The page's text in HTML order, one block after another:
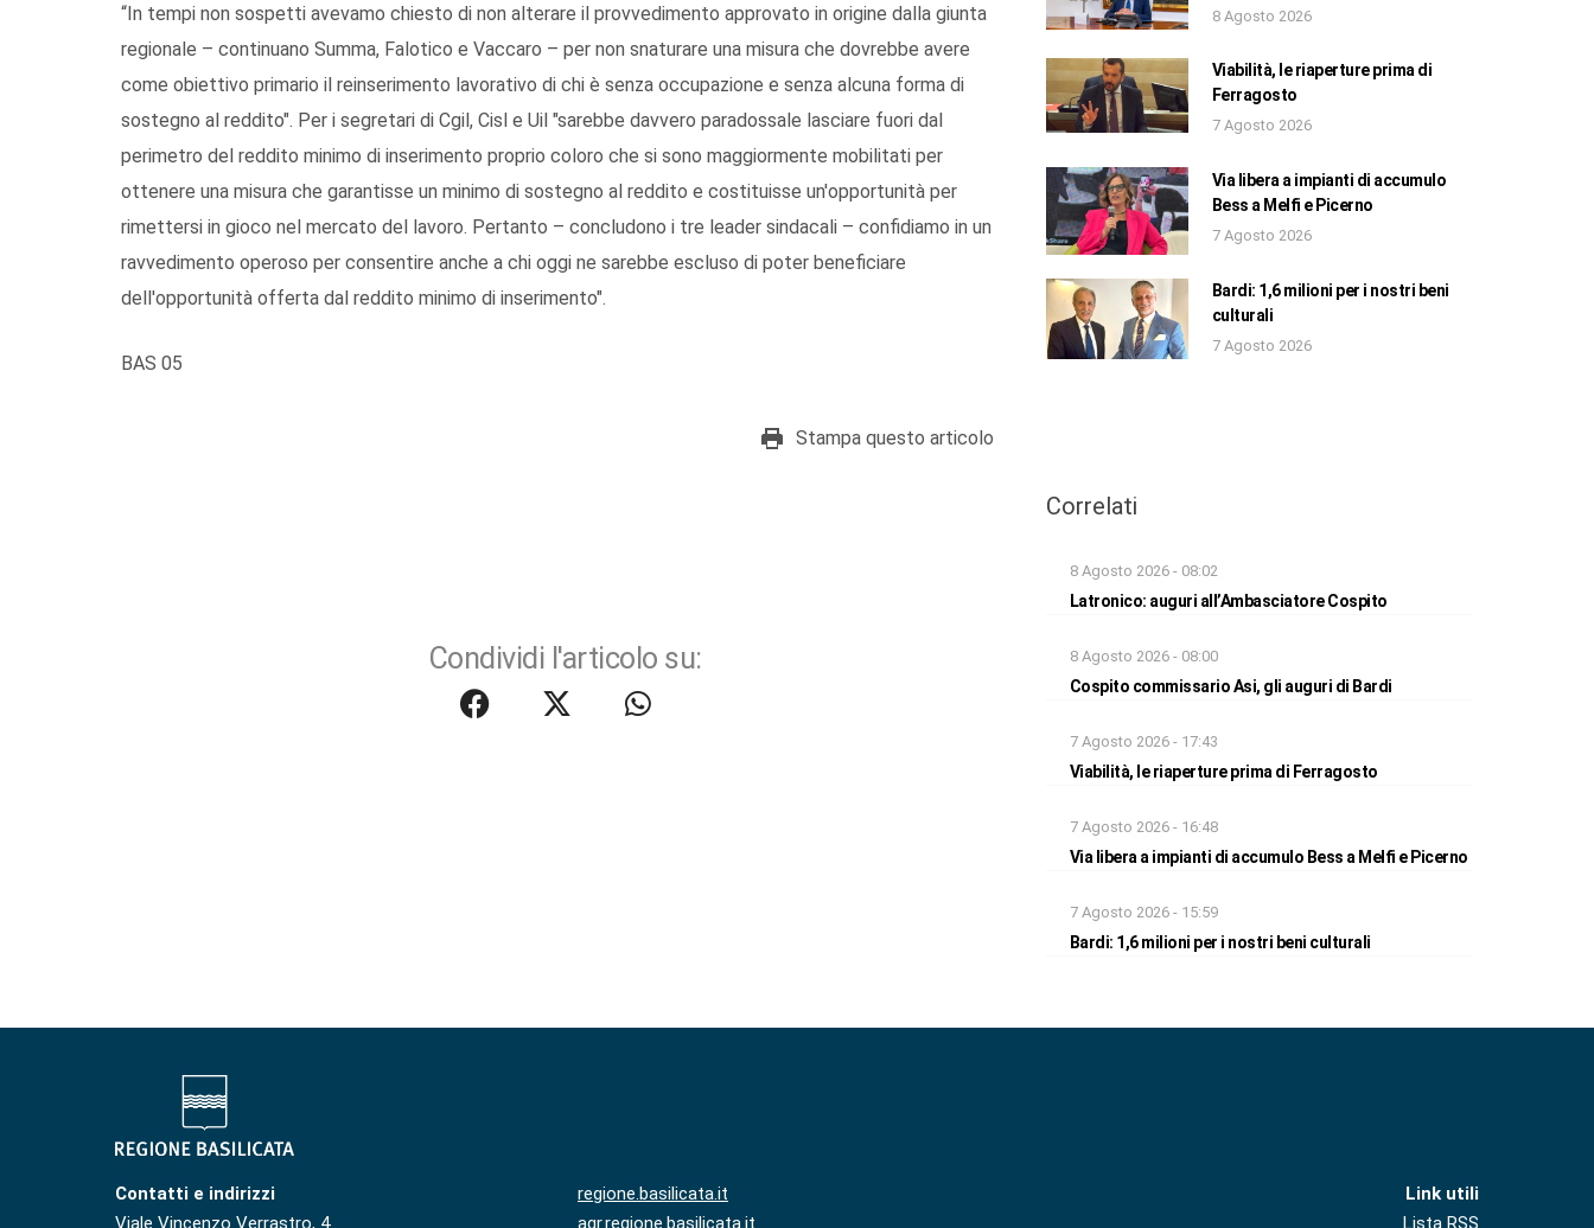
“In tempi non sospetti avevamo chiesto di non alterare il provvedimento approvato in origine dalla giunta
regionale – continuano Summa, Falotico e Vaccaro – per non snaturare una misura che dovrebbe avere
come obiettivo primario il reinserimento lavorativo di chi è senza occupazione e senza alcuna forma di
sostegno al reddito". Per i segretari di Cgil, Cisl e Uil "sarebbe davvero paradossale lasciare fuori dal
perimetro del reddito minimo di inserimento proprio coloro che si sono maggiormente mobilitati per
ottenere una misura che garantisse un minimo di sostegno al reddito e costituisse un'opportunità per
rimettersi in gioco nel mercato del lavoro. Pertanto – concludono i tre leader sindacali – confidiamo in un
ravvedimento operoso per consentire anche a chi oggi ne sarebbe escluso di poter beneficiare
dell'opportunità offerta dal reddito minimo di inserimento".
BAS 05
Stampa questo articolo
Condividi l'articolo su:
8 Agosto 2026
Viabilità, le riaperture prima di
Ferragosto
7 Agosto 2026
Via libera a impianti di accumulo
Bess a Melfi e Picerno
7 Agosto 2026
Bardi: 1,6 milioni per i nostri beni
culturali
7 Agosto 2026
Correlati
8 Agosto 2026 - 08:02
Latronico: auguri all’Ambasciatore Cospito
8 Agosto 2026 - 08:00
Cospito commissario Asi, gli auguri di Bardi
7 Agosto 2026 - 17:43
Viabilità, le riaperture prima di Ferragosto
7 Agosto 2026 - 16:48
Via libera a impianti di accumulo Bess a Melfi e Picerno
7 Agosto 2026 - 15:59
Bardi: 1,6 milioni per i nostri beni culturali
Contatti e indirizzi
Viale Vincenzo Verrastro, 4
regione.basilicata.it
agr.regione.basilicata.it
Link utili
Lista RSS